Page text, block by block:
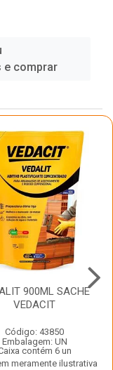
e comprar
900ML SACHE
VEDACIT
Código: 43850
Embalagem: UN
contém 6 un
meramente ilustrativa